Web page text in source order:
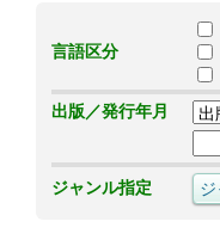
言語区分
出版／発行年月
ジャンル指定